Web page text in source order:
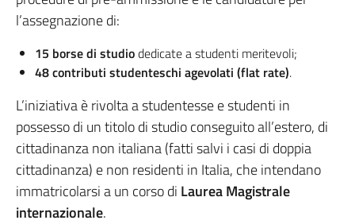
l’assegnazione di:
15 borse di studiodedicate a studenti meritevoli;
48 contributi studenteschi agevolati (flat rate).
L’iniziativa è rivolta a studentesse e studenti in
possesso di un titolo di studio conseguito all’estero, di
cittadinanza non italiana (fatti salvi i casi di doppia
cittadinanza) e non residenti in Italia, che intendano
immatricolarsi a un corso di Laurea Magistrale
internazionale.